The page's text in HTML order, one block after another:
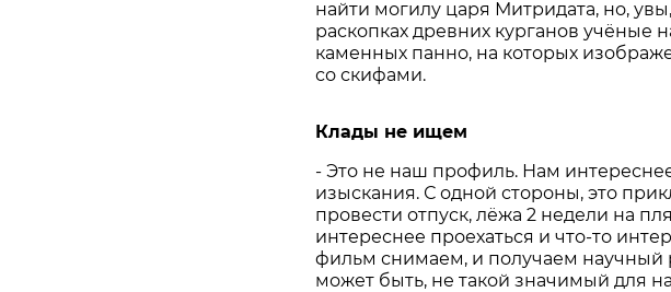
найти могилу царя Митридата, но,
раскопках древних курганов учёные
каменных панно, на которых
со скифами.
Клады не ищем
- Это не наш профиль. Нам
изыскания. С одной стороны, это
провести отпуск, лёжа 2 недели на
интереснее проехаться и что-то
фильм снимаем, и получаем научный
может быть, не такой значимый для